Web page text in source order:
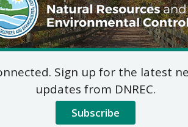
de junio de 2025, a partir de las 10:00 a. m.,
391 Lukens Drive, New Castle, DE 19720
junio de 2025, a partir de las 2:00 p. m., en
información sobre estas audiencias,
comentarios del público hasta el 11
incluyendo una referencia a la
siguientes tres maneras:
Sign up for the latest
updates from DNREC.
Subscribe